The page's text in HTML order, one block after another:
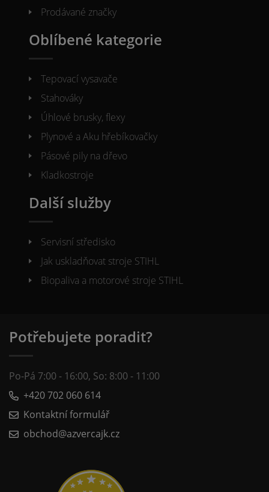
Prodávané značky
Oblíbené kategorie
Tepovací vysavače
Stahováky
Úhlové brusky, flexy
Plynové a Aku hřebíkovačky
Pásové pily na dřevo
Kladkostroje
Další služby
Servisní středisko
Jak uskladňovat stroje STIHL
Biopaliva a motorové stroje STIHL
Potřebujete poradit?
Po-Pá 7:00 - 16:00, So: 8:00 - 11:00
+420 702 060 614
Kontaktní formulář
obchod@azvercajk.cz